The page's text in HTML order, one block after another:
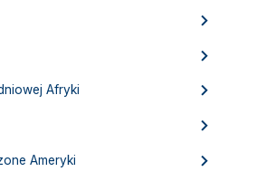
Afryki
Ameryki